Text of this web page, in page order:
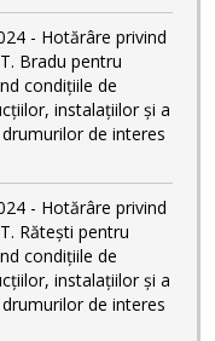
- Hotărâre privind
Bradu pentru
condiţiile de
instalaţiilor şi a
de interes
- Hotărâre privind
Rătești pentru
condiţiile de
instalaţiilor şi a
de interes